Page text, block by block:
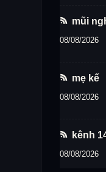
mũi
08/08/2026
mẹ kế
08/08/2026
kênh
08/08/2026